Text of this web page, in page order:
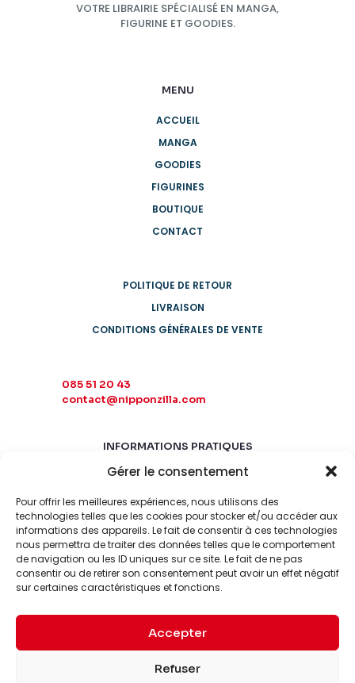
Gérer le consentement
Pour offrir les meilleures expériences, nous utilisons des
technologies telles que les cookies pour stocker et/ou accéder aux
informations des appareils. Le fait de consentir à ces technologies
nous permettra de traiter des données telles que le comportement
de navigation ou les ID uniques sur ce site. Le fait de ne pas
consentir ou de retirer son consentement peut avoir un effet négatif
sur certaines caractéristiques et fonctions.
Accepter
Refuser
VOTRE LIBRAIRIE SPÉCIALISÉ EN MANGA,
FIGURINE ET GOODIES.
MENU
ACCUEIL
MANGA
GOODIES
FIGURINES
BOUTIQUE
CONTACT
POLITIQUE DE RETOUR
LIVRAISON
CONDITIONS GÉNÉRALES DE VENTE
085 51 20 43
contact@nipponzilla.com
INFORMATIONS PRATIQUES
MARDI-SAMEDI
LUNDI-DIMANCHE
FERMÉ
© 2026 Nipponzilla. Tous
Mentions